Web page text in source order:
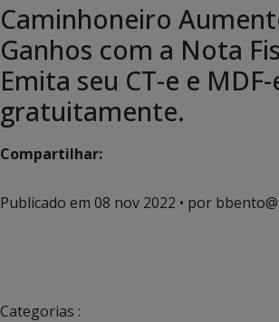
Caminhoneiro
Ganhos com a Nota
Emita seu CT-e e MDF-
gratuitamente.
Compartilhar:
Publicado em 08 nov 2022 • por
Categorias :